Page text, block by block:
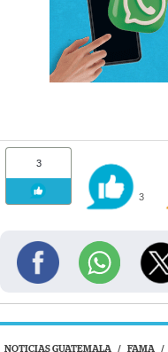
3
3
NOTICIAS GUATEMALA / FAMA /